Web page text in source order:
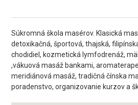
Súkromná škola masérov. Klasická
detoxikačná, športová, thajská,
chodidiel, kozmetická lymfodrenáž,
,vákuová masáž bankami,
meridiánová masáž, tradičná čínska
poradenstvo, organizovanie kurzov a